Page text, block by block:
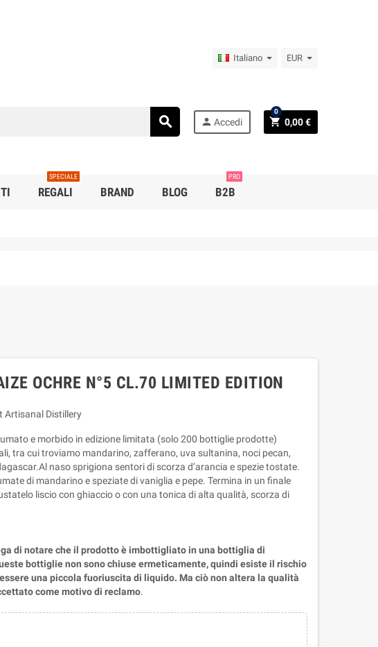
Italiano EUR
search person Accedi shopping_cart 0,00 €
0
REGALI
SPECIALE
BRAND BLOG B2B
PRO
OCHRE N°5 CL.70 LIMITED EDITION
Artisanal Distillery
e morbido in edizione limitata (solo 200 bottiglie prodotte)
tra cui troviamo mandarino, zafferano, uva sultanina, noci pecan,
naso sprigiona sentori di scorza d’arancia e spezie tostate.
di mandarino e speziate di vaniglia e pepe. Termina in un finale
liscio con ghiaccio o con una tonica di alta qualità, scorza di
di notare che il prodotto è imbottigliato in una bottiglia di
bottiglie non sono chiuse ermeticamente, quindi esiste il rischio
una piccola fuoriuscita di liquido. Ma ciò non altera la qualità
come motivo di reclamo.